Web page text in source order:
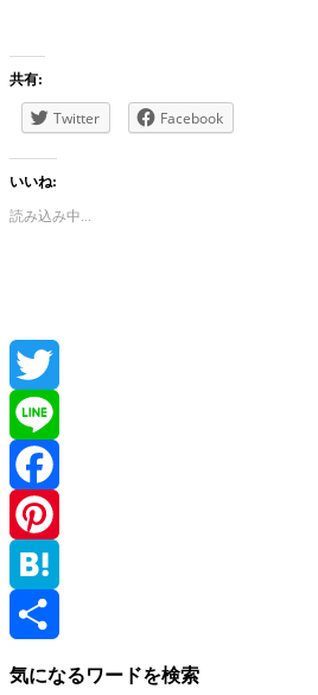
共有:
Twitter Facebook
いいね:
読み込み中...
Twitter
Line
Facebook
Pinterest
Hatena
共
気になるワードを検索